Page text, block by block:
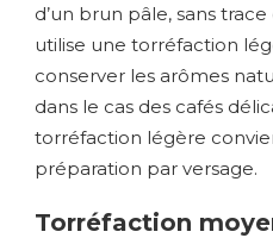
d’un brun pâle, sans trace
utilise une torréfaction
conserver les arômes
dans le cas des cafés
torréfaction légère
préparation par versage.
Torréfaction